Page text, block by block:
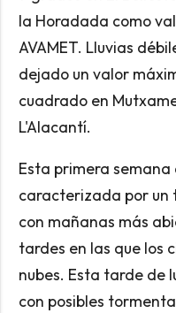
la Horadada como
AVAMET. Lluvias
dejado un valor
cuadrado en
L'Alacantí.
Esta primera semana
caracterizada por un
con mañanas más
tardes en las que los
nubes. Esta tarde de
con posibles